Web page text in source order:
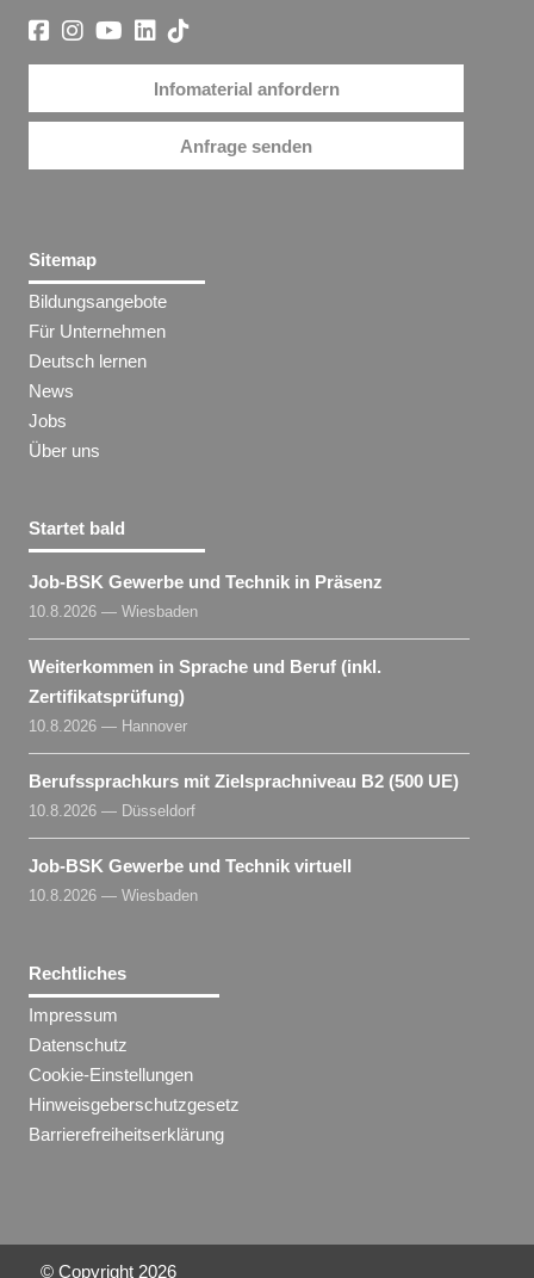
Infomaterial anfordern
Anfrage senden
Sitemap
Bildungsangebote
Für Unternehmen
Deutsch lernen
News
Jobs
Über uns
Startet bald
Job-BSK Gewerbe und Technik in Präsenz
10.8.2026 — Wiesbaden
Weiterkommen in Sprache und Beruf (inkl.
Zertifikatsprüfung)
10.8.2026 — Hannover
Berufssprachkurs mit Zielsprachniveau B2 (500 UE)
10.8.2026 — Düsseldorf
Job-BSK Gewerbe und Technik virtuell
10.8.2026 — Wiesbaden
Rechtliches
Impressum
Datenschutz
Cookie-Einstellungen
Hinweisgeberschutzgesetz
Barrierefreiheitserklärung
© Copyright 2026